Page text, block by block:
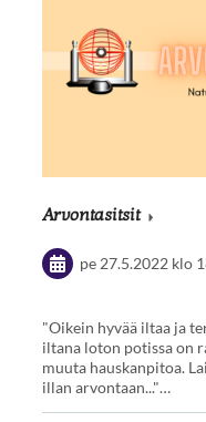
Arvontasitsit
pe 27.5.2022 klo
"Oikein hyvää iltaa ja
iltana loton potissa on
muuta hauskanpitoa.
illan arvontaan..."…